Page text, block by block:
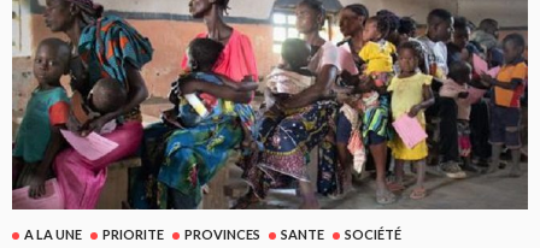
A LA UNE PRIORITE PROVINCES SANTE SOCIÉTÉ